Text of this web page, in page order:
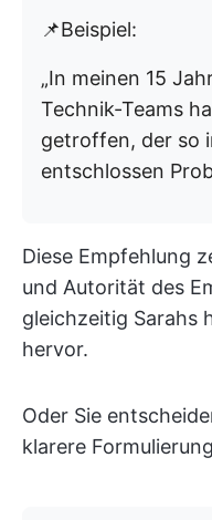
📌Beispiel:
„In meinen 15
Technik-Teams
getroffen, der so
entschlossen
Diese Empfehlung
und Autorität des
gleichzeitig Sarahs
hervor.
Oder Sie
klarere